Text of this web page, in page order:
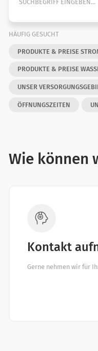
HÄUFIG GESUCHT
PRODUKTE & PREISE
PRODUKTE & PREISE
UNSER
ÖFFNUNGSZEITEN
Wie können
Kontakt
Gerne nehmen wir für